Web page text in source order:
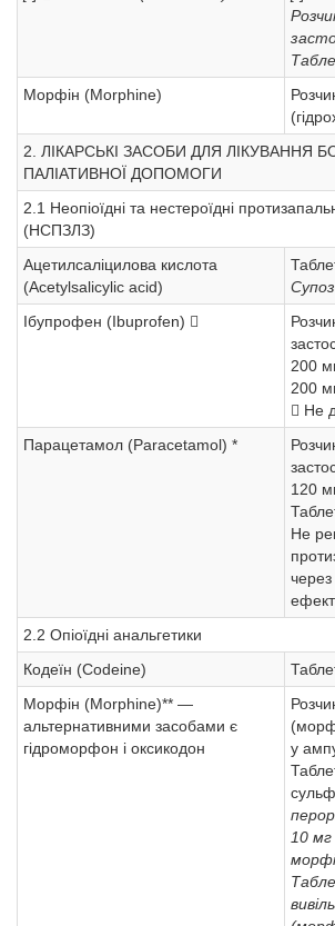
Морфін (Morphine)
2. ЛІКАРСЬКІ ЗАСОБИ ДЛЯ ЛІКУВАННЯ
ПАЛІАТИВНОЇ ДОПОМОГИ
2.1 Неопіоїдні та нестероїдні
(НСПЗЛЗ)
Ацетилсаліцилова кислота
(Acetylsalicylic acid)
Ібупрофен (Ibuprofen) 
200
200
 Не
Парацетамол (Paracetamol) *
120
Не
через
2.2 Опіоїдні анальгетики
Кодеїн (Codeine)
Морфін (Morphine)** —
альтернативними засобами є
гідроморфон і оксикодон
у
10 мг